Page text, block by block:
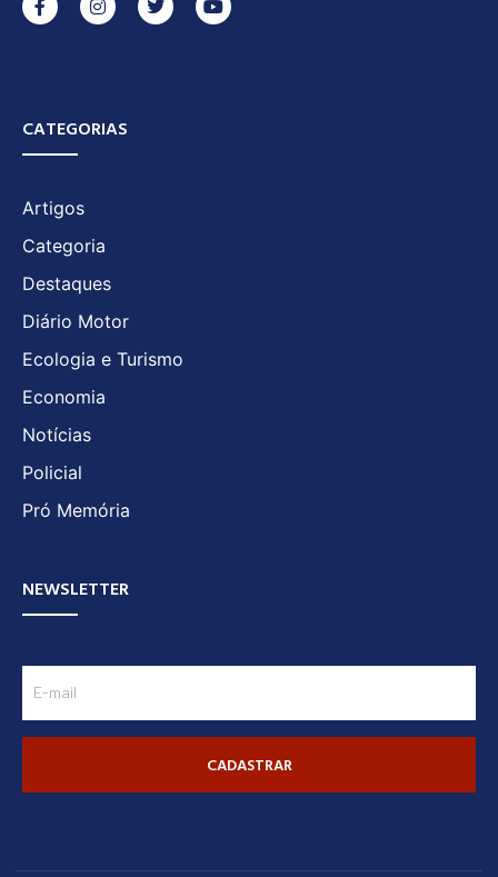
CATEGORIAS
Artigos
Categoria
Destaques
Diário Motor
Ecologia e Turismo
Economia
Notícias
Policial
Pró Memória
NEWSLETTER
CADASTRAR